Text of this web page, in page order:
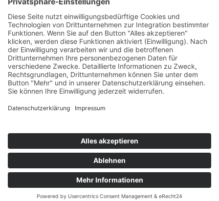
auf Sie!
Sie möchten noch ein paar Tage zusätzlich
entspannen? Wir planen gerne für Sie im Anschluss
an Ihre Mexiko Privatreise eine Badeverlängerung
am Pazifik, beispielsweise in Zihuatanejo,
Zipolite, oder in der Karibik in Tulum. Sprechen Sie
uns einfach an!
Kontakt Newsletter AGB Datenschutz
Cookie Einstellungen